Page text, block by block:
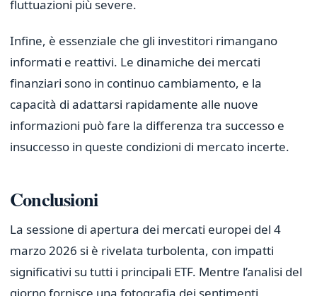
fluttuazioni più severe.
Infine, è essenziale che gli investitori rimangano
informati e reattivi. Le dinamiche dei mercati
finanziari sono in continuo cambiamento, e la
capacità di adattarsi rapidamente alle nuove
informazioni può fare la differenza tra successo e
insuccesso in queste condizioni di mercato incerte.
Conclusioni
La sessione di apertura dei mercati europei del 4
marzo 2026 si è rivelata turbolenta, con impatti
significativi su tutti i principali ETF. Mentre l’analisi del